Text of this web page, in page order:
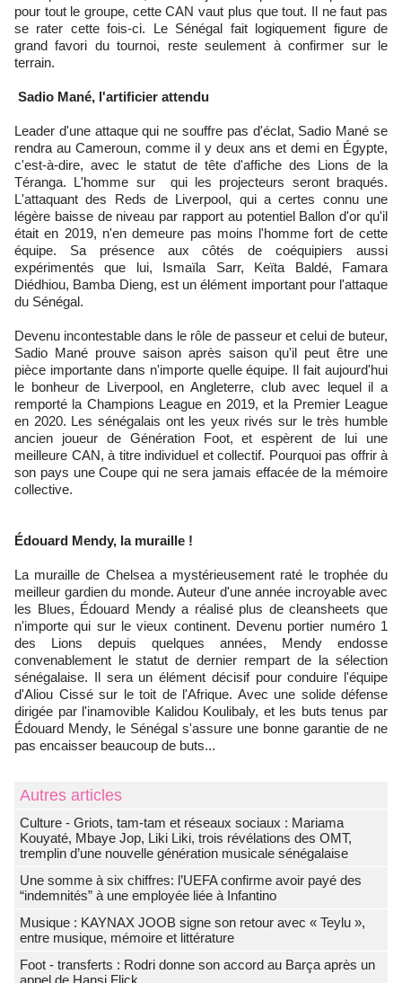
pour tout le groupe, cette CAN vaut plus que tout. Il ne faut pas
se rater cette fois-ci. Le Sénégal fait logiquement figure de
grand favori du tournoi, reste seulement à confirmer sur le
terrain.
Sadio Mané, l'artificier attendu
Leader d'une attaque qui ne souffre pas d'éclat, Sadio Mané se
rendra au Cameroun, comme il y deux ans et demi en Égypte,
c'est-à-dire, avec le statut de tête d'affiche des Lions de la
Téranga. L'homme sur qui les projecteurs seront braqués.
L'attaquant des Reds de Liverpool, qui a certes connu une
légère baisse de niveau par rapport au potentiel Ballon d'or qu'il
était en 2019, n'en demeure pas moins l'homme fort de cette
équipe. Sa présence aux côtés de coéquipiers aussi
expérimentés que lui, Ismaïla Sarr, Keïta Baldé, Famara
Diédhiou, Bamba Dieng, est un élément important pour l'attaque
du Sénégal.
Devenu incontestable dans le rôle de passeur et celui de buteur,
Sadio Mané prouve saison après saison qu'il peut être une
pièce importante dans n'importe quelle équipe. Il fait aujourd'hui
le bonheur de Liverpool, en Angleterre, club avec lequel il a
remporté la Champions League en 2019, et la Premier League
en 2020. Les sénégalais ont les yeux rivés sur le très humble
ancien joueur de Génération Foot, et espèrent de lui une
meilleure CAN, à titre individuel et collectif. Pourquoi pas offrir à
son pays une Coupe qui ne sera jamais effacée de la mémoire
collective.
Édouard Mendy, la muraille !
La muraille de Chelsea a mystérieusement raté le trophée du
meilleur gardien du monde. Auteur d'une année incroyable avec
les Blues, Édouard Mendy a réalisé plus de cleansheets que
n'importe qui sur le vieux continent. Devenu portier numéro 1
des Lions depuis quelques années, Mendy endosse
convenablement le statut de dernier rempart de la sélection
sénégalaise. Il sera un élément décisif pour conduire l'équipe
d'Aliou Cissé sur le toit de l'Afrique. Avec une solide défense
dirigée par l'inamovible Kalidou Koulibaly, et les buts tenus par
Édouard Mendy, le Sénégal s'assure une bonne garantie de ne
pas encaisser beaucoup de buts...
Autres articles
Culture - Griots, tam-tam et réseaux sociaux : Mariama
Kouyaté, Mbaye Jop, Liki Liki, trois révélations des OMT,
tremplin d’une nouvelle génération musicale sénégalaise
Une somme à six chiffres: l’UEFA confirme avoir payé des
“indemnités” à une employée liée à Infantino
Musique : KAYNAX JOOB signe son retour avec « Teylu »,
entre musique, mémoire et littérature
Foot - transferts : Rodri donne son accord au Barça après un